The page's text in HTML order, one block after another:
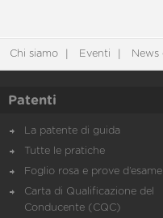
Chi siamo Eventi News
Patenti
La patente di guida
Tutte le pratiche
Foglio rosa e prove d’esame
Carta di Qualificazione del
Conducente (CQC)